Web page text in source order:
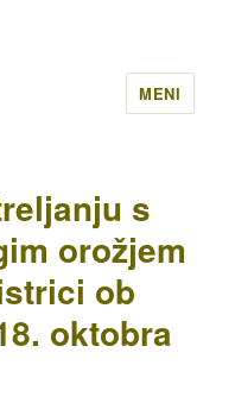
MENI
s
orožjem
ob
oktobra